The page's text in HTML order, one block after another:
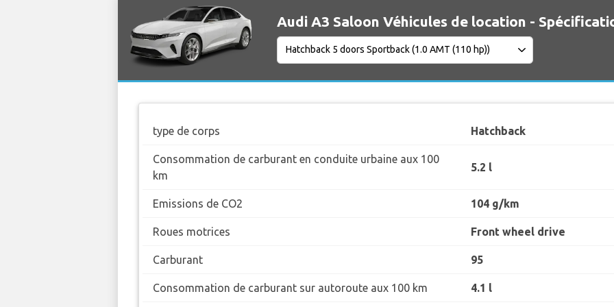
Audi A3 Saloon Véhicules de location -
type de corps Hatchback
Consommation de carburant en conduite urbaine aux 100
km
5.2 l
Emissions de CO2 104 g/km
Roues motrices Front wheel drive
Carburant 95
Consommation de carburant sur autoroute aux 100 km 4.1 l